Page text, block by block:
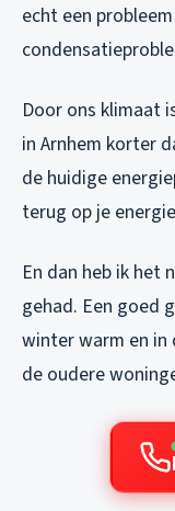
echt een
Door ons klimaat
in Arnhem korter
de huidige
terug op je
En dan heb ik het
gehad. Een goed
winter warm en in
de oudere